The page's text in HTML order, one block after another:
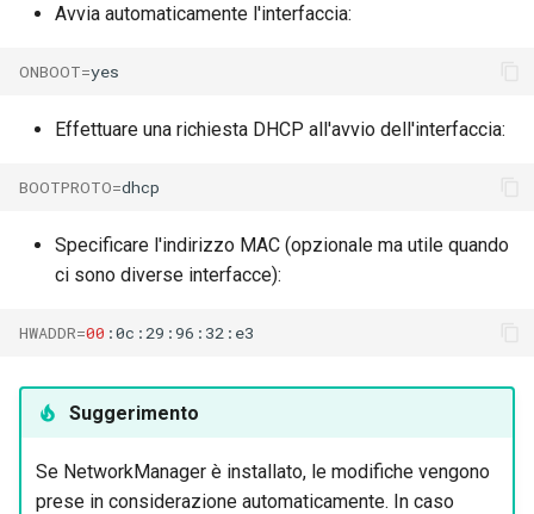
Avvia automaticamente l'interfaccia:
ONBOOT=
Effettuare una richiesta DHCP all'avvio dell'interfaccia:
BOOTPROTO=
Specificare l'indirizzo MAC (opzionale ma utile quando
ci sono diverse interfacce):
HWADDR=00
Suggerimento
Se NetworkManager è installato, le modifiche vengono
prese in considerazione automaticamente. In caso